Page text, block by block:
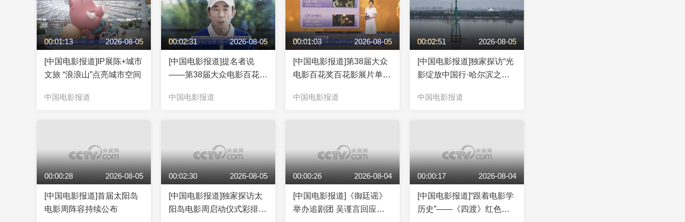
00:01:13 2026-08-05
[中国电影报道]IP展陈+城市
文旅 “浪浪山”点亮城市空间
中国电影报道
00:02:31 2026-08-05
[中国电影报道]提名者说
——第38届大众电影百花奖
电影创作之路任重而道远
中国电影报道
00:01:03 2026-08-05
[中国电影报道]第38届大众
电影百花奖百花影展片单发
中国电影报道
00:02:51 2026-08-05
[中国电影报道]独家探访“光
影绽放中国行·哈尔滨之
中国电影报道
00:00:28 2026-08-05
[中国电影报道]首届太阳岛
电影周阵容持续公布
00:02:30 2026-08-05
[中国电影报道]独家探访太
阳岛电影周启动仪式彩排现
00:00:26 2026-08-04
[中国电影报道]《御廷谣》
举办追剧团 吴谨言回应被
00:00:17 2026-08-04
[中国电影报道]“跟着电影学
历史”——《四渡》红色光